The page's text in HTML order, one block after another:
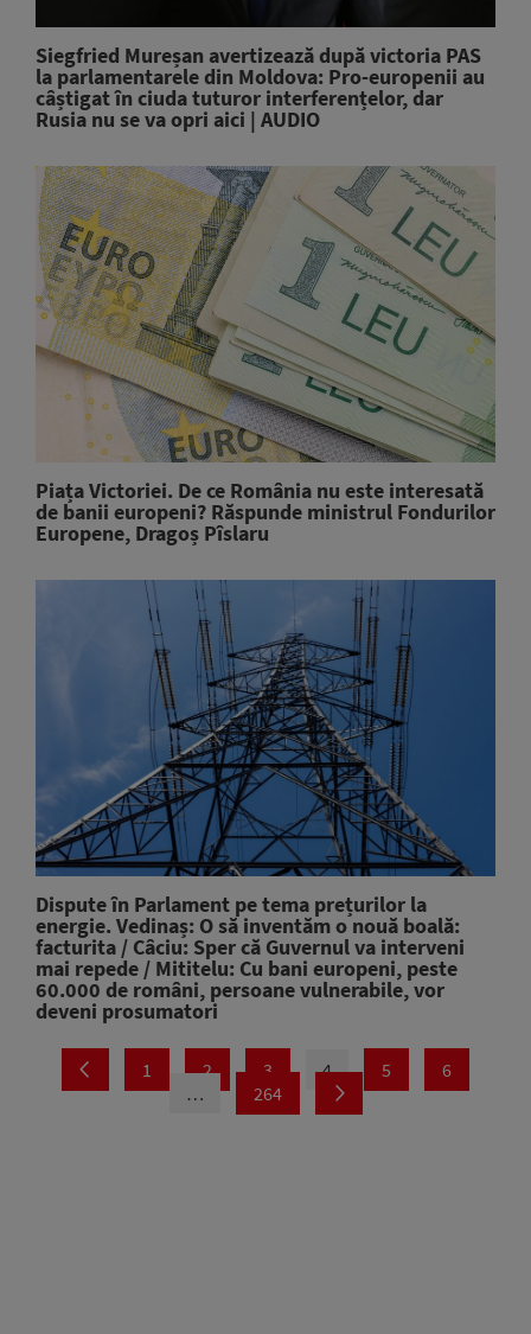
Siegfried Mureșan avertizează după victoria PAS
la parlamentarele din Moldova: Pro-europenii au
câștigat în ciuda tuturor interferențelor, dar
Rusia nu se va opri aici | AUDIO
Piața Victoriei. De ce România nu este interesată
de banii europeni? Răspunde ministrul Fondurilor
Europene, Dragoș Pîslaru
Dispute în Parlament pe tema prețurilor la
energie. Vedinaș: O să inventăm o nouă boală:
facturita / Câciu: Sper că Guvernul va interveni
mai repede / Mititelu: Cu bani europeni, peste
60.000 de români, persoane vulnerabile, vor
deveni prosumatori
1 2 3 4 5
6
…
264